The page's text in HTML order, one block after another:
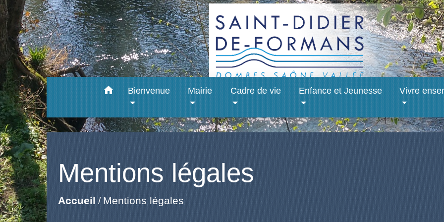
home Bienvenue Mairie Cadre de vie Enfance et Jeunesse Vivre
Mentions légales
Accueil / Mentions légales